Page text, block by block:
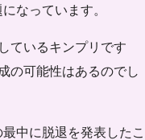
なっています。
ているキンプリです
の可能性はあるのでし
中に脱退を発表したこ